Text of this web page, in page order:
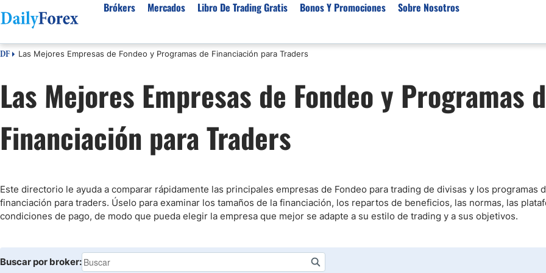
Brókers
España
Argentina
Rep. Dominicana
Mexico
Venezuela
Guatemala
El Salvador
Brokers Regulados
Brokers Para Scalping
Broker Oro
Brokers de Trading Automático
Broker para Metatrader 4
Brokers por Categoría
Lista de Mejores Prop
Empresas de Fondeo en
Mercados
Divisas
USD/MXN
EUR/USD
USD/COP
USD/PEN
Todas las Divisas
Precio del Cafe
Precio del Cacao
Oro (XAU/USD)
Plata (XAG/USD)
Indices
Análisis Forex
Señales Forex Gratis
Libro De Trading Gratis Bonos Y Promociones Sobre Nosotros
Sobre Nosotros
Política editorial
Cómo generamos ingresos
Nuestra metodología
DF Las Mejores Empresas de Fondeo y Programas de Financiación para Traders
Las Mejores Empresas de Fondeo y Programas
Financiación para Traders
Este directorio le ayuda a comparar rápidamente las principales empresas de Fondeo para trading de divisas y los programas
financiación para traders. Úselo para examinar los tamaños de la financiación, los repartos de beneficios, las normas, las
condiciones de pago, de modo que pueda elegir la empresa que mejor se adapte a su estilo de trading y a sus objetivos.
Buscar por broker: